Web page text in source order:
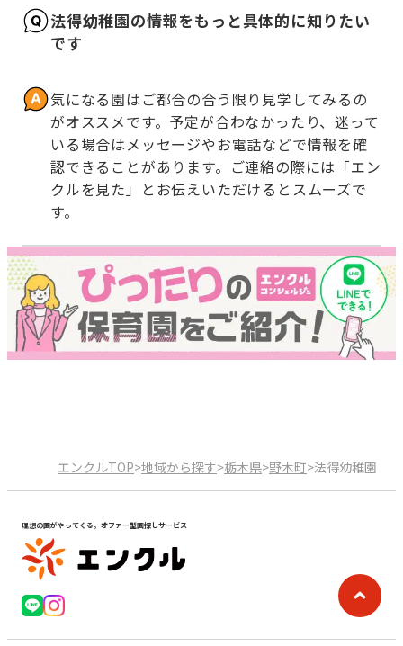
法得幼稚園の情報をもっと具体的に知りたい
です
気になる園はご都合の合う限り見学してみるの
がオススメです。予定が合わなかったり、迷って
いる場合はメッセージやお電話などで情報を確
認できることがあります。ご連絡の際には「エン
クルを見た」とお伝えいただけるとスムーズで
す。
エンクルTOP>地域から探す>栃木県>野木町>法得幼稚園
理想の園がやってくる。オファー型園探しサービス